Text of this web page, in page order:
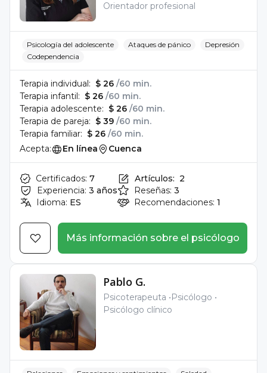
Orientador profesional
Psicología del adolescente Ataques de pánico
Depresión
Codependencia
Terapia individual: $ 26 /60 min.
Terapia infantil: $ 26 /60 min.
Terapia adolescente: $ 26 /60 min.
Terapia de pareja: $ 39 /60 min.
Terapia familiar: $ 26 /60 min.
Acepta:
En línea Cuenca
Certificados: 7
Experiencia: 3 años
Idioma: ES
Artículos: 2
Reseñas: 3
Recomendaciones: 1
Más información sobre el psicólogo
Pablo G.
Psicoterapeuta
Psicólogo
Psicólogo clínico